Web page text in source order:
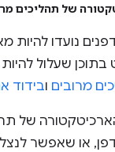
של תהליכים
נועדו להיות
בתוכן שעלול
מרובים ובידוד
של
או שאפשר